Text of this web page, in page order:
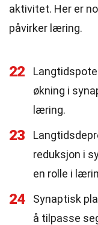
aktivitet. Her er
påvirker læring.
22
økning i
læring.
23
reduksjon i
en rolle i
24
Synaptisk
å tilpasse